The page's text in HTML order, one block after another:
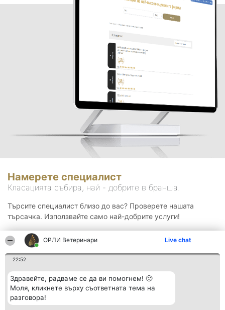
ОРЛИ Ветеринари Live chat
22:52
Здравейте, радваме се да ви помогнем! 🙂
Моля, кликнете върху съответната тема на
разговора!
Намерете специалист
Класацията събира, най - добрите в бранша.
Търсите специалист близо до вас? Проверете нашата
търсачка. Използвайте само най-добрите услуги!